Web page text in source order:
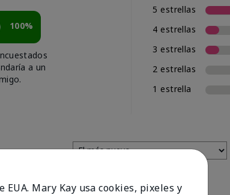
100%
a un
5 estrellas
4 estrellas
3 estrellas
2 estrellas
1 estrella
Mary Kay usa cookies, pixeles y